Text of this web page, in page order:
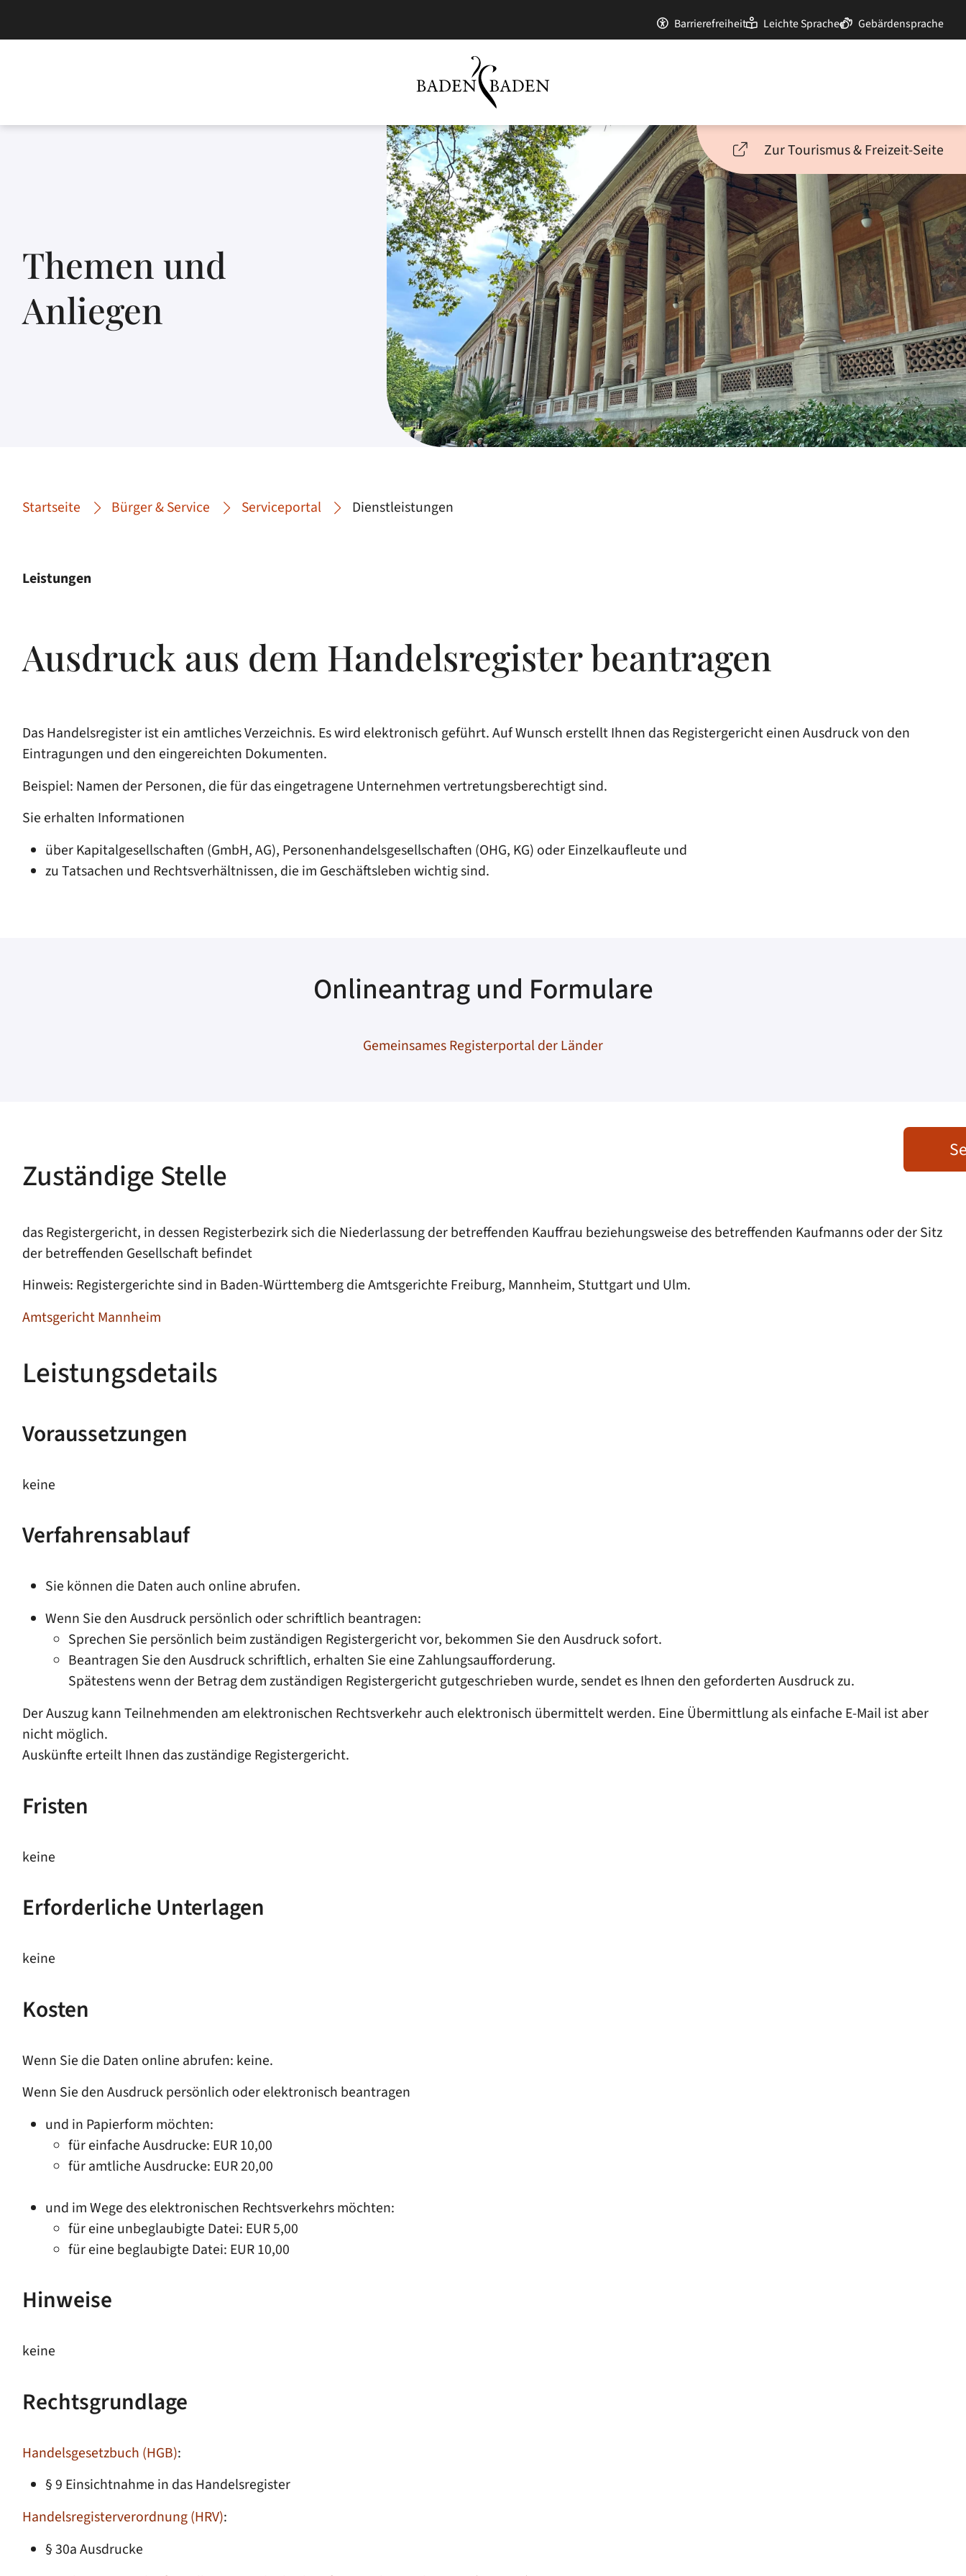
Barrierefreiheit Leichte Sprache Gebärdensprache
Zur Tourismus & Freizeit-Seite
Themen und
Anliegen
Startseite Bürger & Service Serviceportal Dienstleistungen
Leistungen
Ausdruck aus dem Handelsregister beantragen
Das Handelsregister ist ein amtliches Verzeichnis. Es wird elektronisch geführt. Auf Wunsch erstellt Ihnen das Registergericht einen Ausdruck von den
Eintragungen und den eingereichten Dokumenten.
Beispiel: Namen der Personen, die für das eingetragene Unternehmen vertretungsberechtigt sind.
Sie erhalten Informationen
über Kapitalgesellschaften (GmbH, AG), Personenhandelsgesellschaften (OHG, KG) oder Einzelkaufleute und
zu Tatsachen und Rechtsverhältnissen, die im Geschäftsleben wichtig sind.
Onlineantrag und Formulare
Gemeinsames Registerportal der Länder
Zuständige Stelle
das Registergericht, in dessen Registerbezirk sich die Niederlassung der betreffenden Kauffrau beziehungsweise des betreffenden Kaufmanns oder der Sitz
der betreffenden Gesellschaft befindet
Hinweis: Registergerichte sind in Baden-Württemberg die Amtsgerichte Freiburg, Mannheim, Stuttgart und Ulm.
Amtsgericht Mannheim
Leistungsdetails
Voraussetzungen
keine
Verfahrensablauf
Sie können die Daten auch online abrufen.
Wenn Sie den Ausdruck persönlich oder schriftlich beantragen:
Sprechen Sie persönlich beim zuständigen Registergericht vor, bekommen Sie den Ausdruck sofort.
Beantragen Sie den Ausdruck schriftlich, erhalten Sie eine Zahlungsaufforderung.
Spätestens wenn der Betrag dem zuständigen Registergericht gutgeschrieben wurde, sendet es Ihnen den geforderten Ausdruck zu.
Der Auszug kann Teilnehmenden am elektronischen Rechtsverkehr auch elektronisch übermittelt werden. Eine Übermittlung als einfache E-Mail ist aber
nicht möglich.
Auskünfte erteilt Ihnen das zuständige Registergericht.
Fristen
keine
Erforderliche Unterlagen
keine
Kosten
Wenn Sie die Daten online abrufen: keine.
Wenn Sie den Ausdruck persönlich oder elektronisch beantragen
und in Papierform möchten:
für einfache Ausdrucke: EUR 10,00
für amtliche Ausdrucke: EUR 20,00
und im Wege des elektronischen Rechtsverkehrs möchten:
für eine unbeglaubigte Datei: EUR 5,00
für eine beglaubigte Datei: EUR 10,00
Hinweise
keine
Rechtsgrundlage
Handelsgesetzbuch (HGB):
§ 9 Einsichtnahme in das Handelsregister
Handelsregisterverordnung (HRV):
§ 30a Ausdrucke